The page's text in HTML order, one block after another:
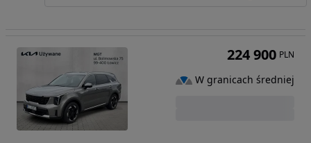
224 900 PLN
W granicach średniej